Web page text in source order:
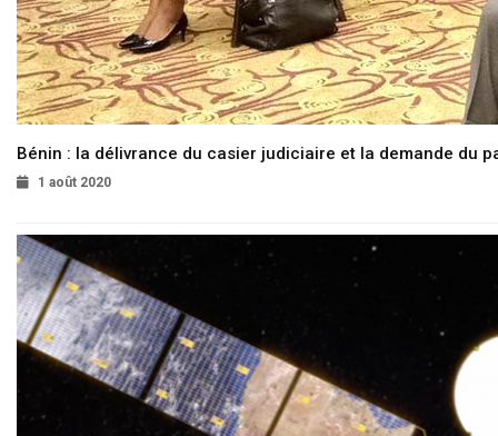
Bénin : la délivrance du casier judiciaire et la demande du
1 août 2020